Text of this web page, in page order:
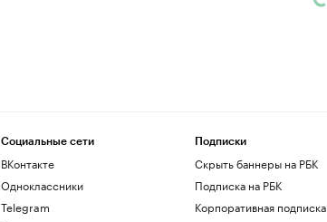
Социальные сети
ВКонтакте
Одноклассники
Telegram
Подписки
Скрыть баннеры на РБК
Подписка на РБК
Корпоративная подписка